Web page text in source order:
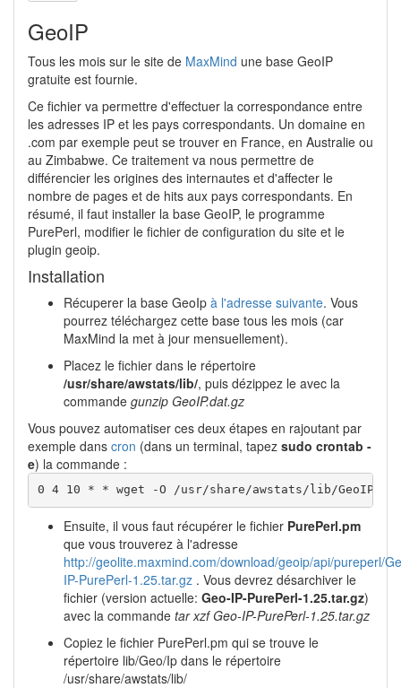
GeoIP
Tous les mois sur le site de MaxMind une base GeoIP
gratuite est fournie.
Ce fichier va permettre d'effectuer la correspondance entre
les adresses IP et les pays correspondants. Un domaine en
.com par exemple peut se trouver en France, en Australie ou
au Zimbabwe. Ce traitement va nous permettre de
différencier les origines des internautes et d'affecter le
nombre de pages et de hits aux pays correspondants. En
résumé, il faut installer la base GeoIP, le programme
PurePerl, modifier le fichier de configuration du site et le
plugin geoip.
Installation
Récuperer la base GeoIp à l'adresse suivante. Vous
pourrez téléchargez cette base tous les mois (car
MaxMind la met à jour mensuellement).
Placez le fichier dans le répertoire
/usr/share/awstats/lib/, puis dézippez le avec la
commande gunzip GeoIP.dat.gz
Vous pouvez automatiser ces deux étapes en rajoutant par
exemple dans cron (dans un terminal, tapez sudo crontab -
e) la commande :
0 4 10 * * wget -O /usr/share/awstats/lib/
Ensuite, il vous faut récupérer le fichier PurePerl.pm
que vous trouverez à l'adresse
http://geolite.maxmind.com/download/geoip/api/pureperl/
IP-PurePerl-1.25.tar.gz . Vous devrez désarchiver le
fichier (version actuelle: Geo-IP-PurePerl-1.25.tar.gz)
avec la commande tar xzf Geo-IP-PurePerl-1.25.tar.gz
Copiez le fichier PurePerl.pm qui se trouve le
répertoire lib/Geo/Ip dans le répertoire
/usr/share/awstats/lib/